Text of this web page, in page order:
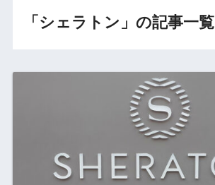
「シェラトン」の記事一覧